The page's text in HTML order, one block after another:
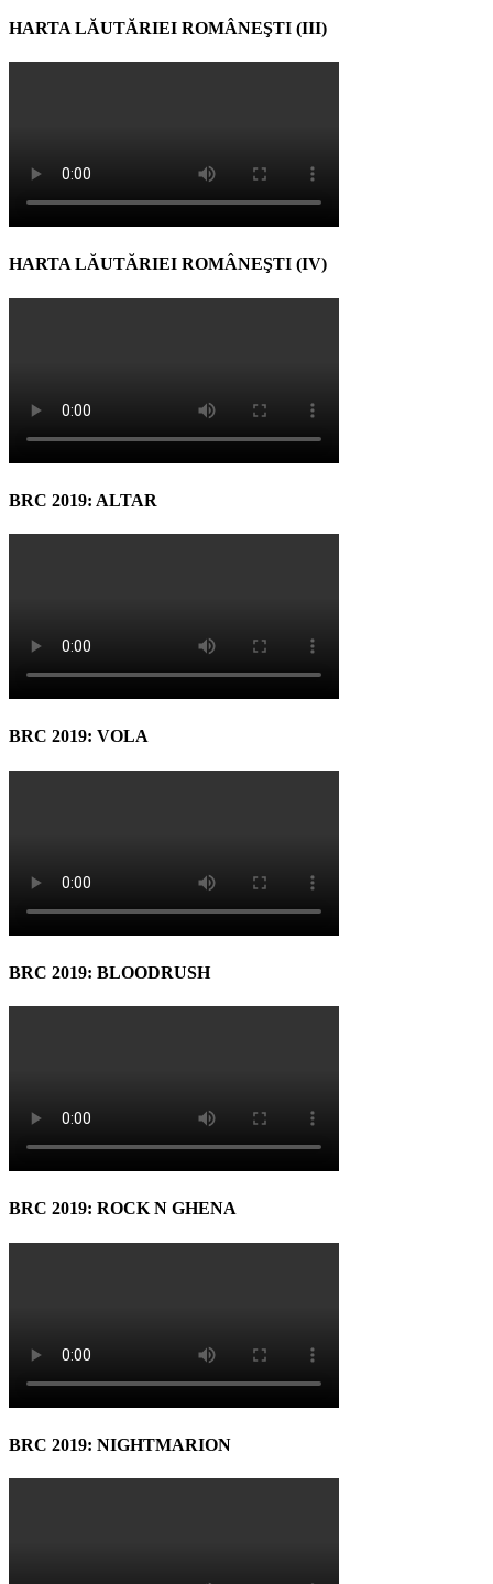
HARTA LĂUTĂRIEI ROMÂNEŞTI (III)
HARTA LĂUTĂRIEI ROMÂNEŞTI (IV)
BRC 2019: ALTAR
BRC 2019: VOLA
BRC 2019: BLOODRUSH
BRC 2019: ROCK N GHENA
BRC 2019: NIGHTMARION